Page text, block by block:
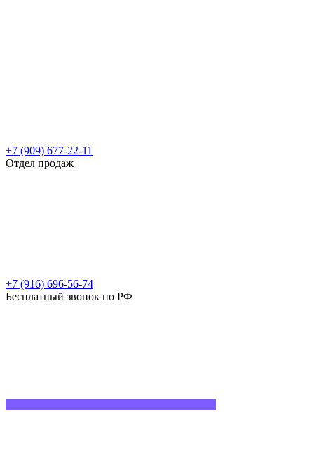
+7 (909) 677-22-11
Отдел продаж
+7 (916) 696-56-74
Бесплатный звонок по РФ